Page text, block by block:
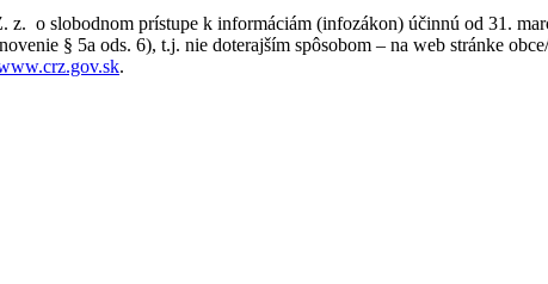
z. o slobodnom prístupe k informáciám (infozákon) účinnú od 31.
§ 5a ods. 6), t.j. nie doterajším spôsobom – na web stránke
.